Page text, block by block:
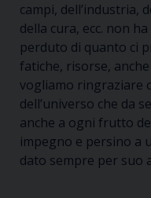
campi, dell’industria,
della cura, ecc. non
perduto di quanto ci
fatiche, risorse,
vogliamo ringraziare
dell’universo che da
anche a ogni frutto
impegno e persino a
dato sempre per suo